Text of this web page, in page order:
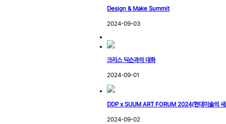
Design & Make Summit
2024-09-03
크리스 딕슨과의 대화
2024-09-01
DDP x SUUM ART FORUM 2024(현대미술의 새
2024-09-02